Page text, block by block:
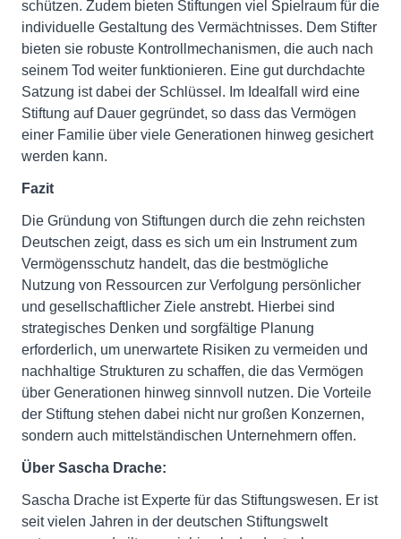
schützen. Zudem bieten Stiftungen viel Spielraum für die
individuelle Gestaltung des Vermächtnisses. Dem Stifter
bieten sie robuste Kontrollmechanismen, die auch nach
seinem Tod weiter funktionieren. Eine gut durchdachte
Satzung ist dabei der Schlüssel. Im Idealfall wird eine
Stiftung auf Dauer gegründet, so dass das Vermögen
einer Familie über viele Generationen hinweg gesichert
werden kann.
Fazit
Die Gründung von Stiftungen durch die zehn reichsten
Deutschen zeigt, dass es sich um ein Instrument zum
Vermögensschutz handelt, das die bestmögliche
Nutzung von Ressourcen zur Verfolgung persönlicher
und gesellschaftlicher Ziele anstrebt. Hierbei sind
strategisches Denken und sorgfältige Planung
erforderlich, um unerwartete Risiken zu vermeiden und
nachhaltige Strukturen zu schaffen, die das Vermögen
über Generationen hinweg sinnvoll nutzen. Die Vorteile
der Stiftung stehen dabei nicht nur großen Konzernen,
sondern auch mittelständischen Unternehmern offen.
Über Sascha Drache:
Sascha Drache ist Experte für das Stiftungswesen. Er ist
seit vielen Jahren in der deutschen Stiftungswelt